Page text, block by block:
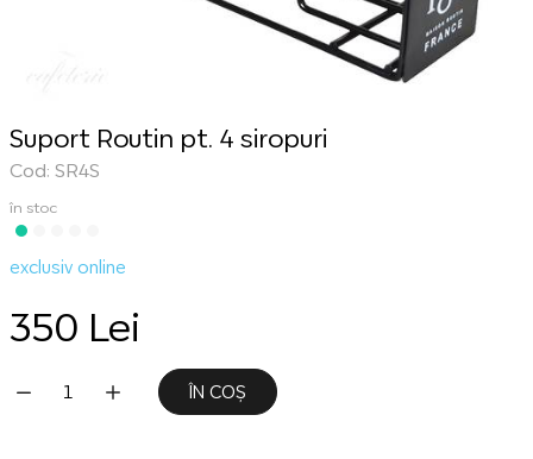
Suport Routin pt. 4 siropuri
Cod: SR4S
în stoc
exclusiv online
350 Lei
ÎN COȘ